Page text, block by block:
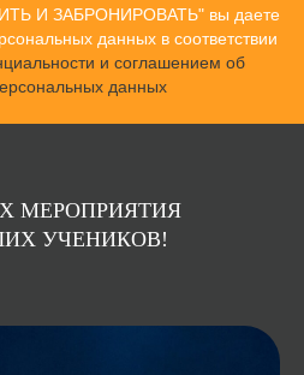
И ЗАБРОНИРОВАТЬ" вы даете
данных в соответствии
и соглашением об
данных
МЕРОПРИЯТИЯ
УЧЕНИКОВ!